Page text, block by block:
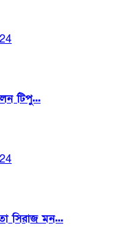
টিপু...
সিরাজ মন...